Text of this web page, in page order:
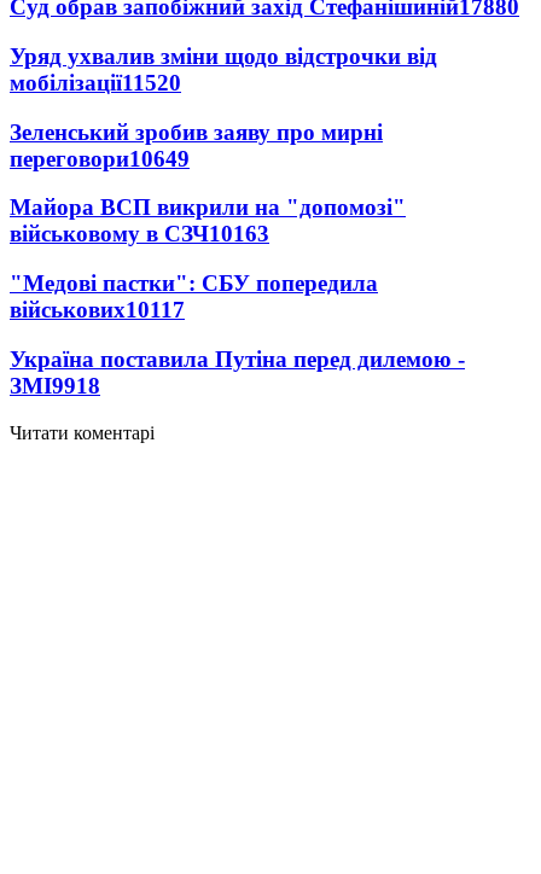
Суд обрав запобіжний захід Стефанішиній17880
Уряд ухвалив зміни щодо відстрочки від
мобілізації11520
Зеленський зробив заяву про мирні
переговори10649
Майора ВСП викрили на "допомозі"
військовому в СЗЧ10163
"Медові пастки": СБУ попередила
військових10117
Україна поставила Путіна перед дилемою -
ЗМІ9918
Читати коментарі